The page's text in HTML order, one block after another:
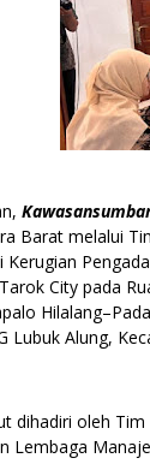
Barat melalui
Kerugian
City pada
Lubuk Alung,
dihadiri oleh
Lembaga